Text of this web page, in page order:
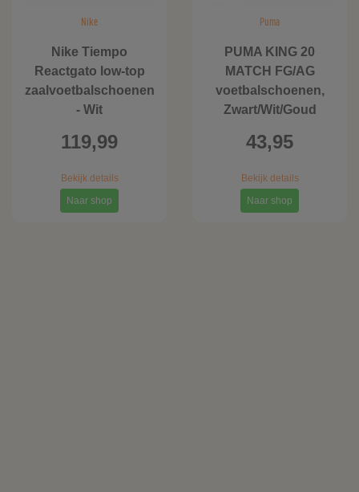
Nike
Nike Tiempo
Reactgato low-top
zaalvoetbalschoenen
- Wit
119,99
Bekijk details
Naar shop
Puma
PUMA KING 20
MATCH FG/AG
voetbalschoenen,
Zwart/Wit/Goud
43,95
Bekijk details
Naar shop